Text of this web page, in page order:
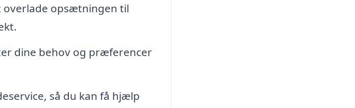
overlade opsætningen til
dine behov og præferencer
så du kan få hjælp